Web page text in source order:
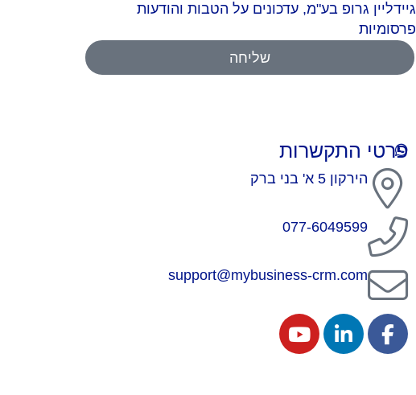
גיידליין גרופ בע"מ, עדכונים על הטבות והודעות
פרסומיות
שליחה
פרטי התקשרות
הירקון 5 א' בני ברק
077-6049599
support@mybusiness-crm.com